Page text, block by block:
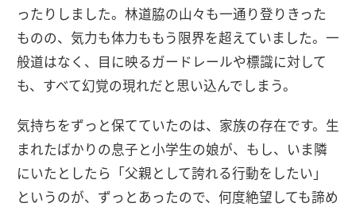
ったりしました。林道脇の山々も一通り登りきった
ものの、気力も体力ももう限界を超えていました。一
般道はなく、目に映るガードレールや標識に対して
も、すべて幻覚の現れだと思い込んでしまう。
気持ちをずっと保てていたのは、家族の存在です。生
まれたばかりの息子と小学生の娘が、もし、いま隣
にいたとしたら「父親として誇れる行動をしたい」
というのが、ずっとあったので、何度絶望しても諦め